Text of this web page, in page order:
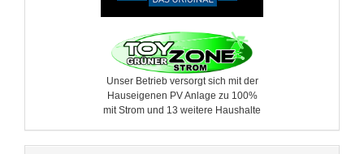
Unser Betrieb versorgt sich mit der
Hauseigenen PV Anlage zu 100%
mit Strom und 13 weitere ​Haushalte